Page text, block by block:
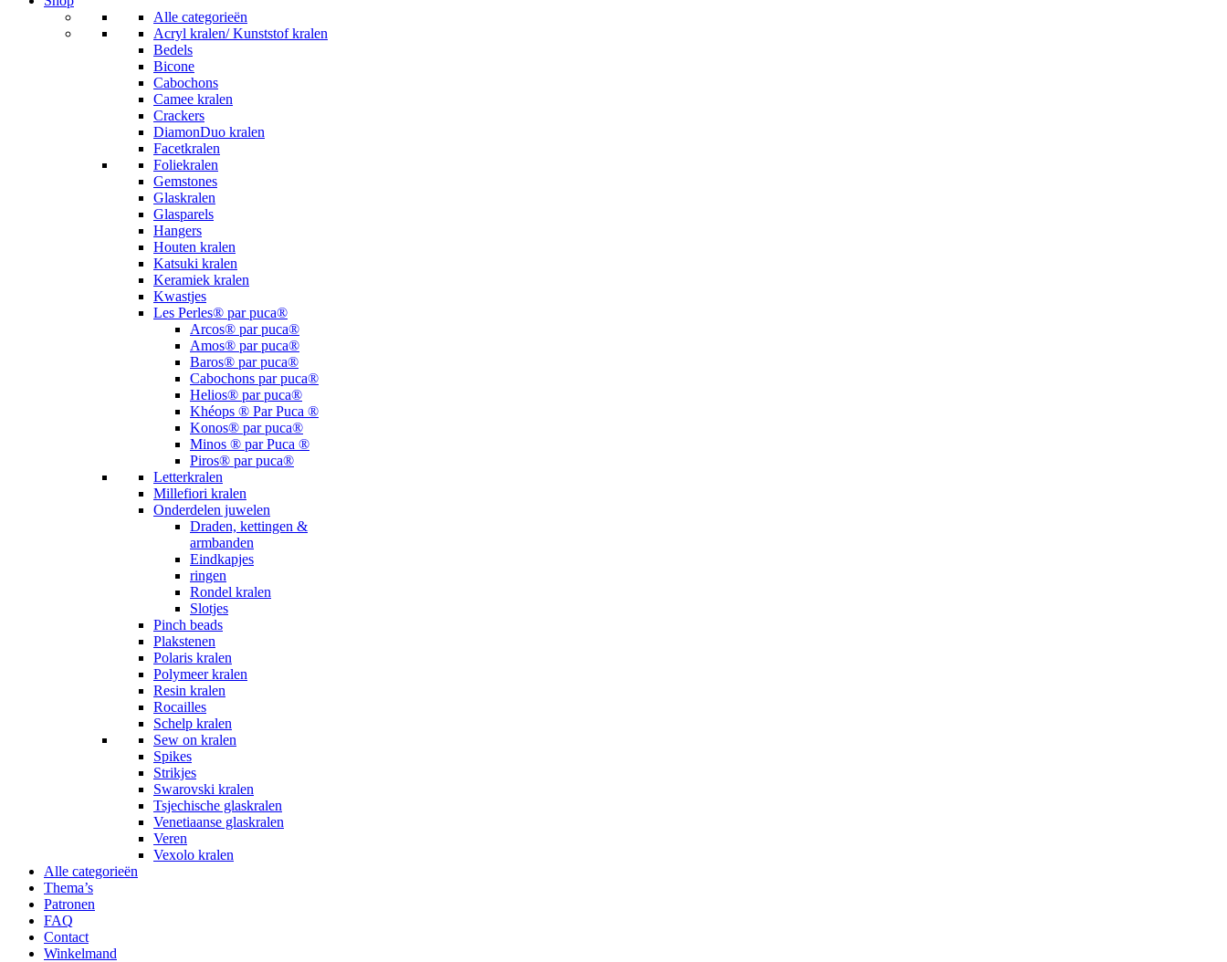
Alle categorieën
Acryl kralen/ Kunststof kralen
Bedels
Bicone
Cabochons
Camee kralen
Crackers
DiamonDuo kralen
Facetkralen
Foliekralen
Gemstones
Glaskralen
Glasparels
Hangers
Houten kralen
Katsuki kralen
Keramiek kralen
Kwastjes
Les Perles® par puca®
Arcos® par puca®
Amos® par puca®
Baros® par puca®
Cabochons par puca®
Helios® par puca®
Khéops ® Par Puca ®
Konos® par puca®
Minos ® par Puca ®
Piros® par puca®
Letterkralen
Millefiori kralen
Onderdelen juwelen
Draden, kettingen &
armbanden
Eindkapjes
ringen
Rondel kralen
Slotjes
Pinch beads
Plakstenen
Polaris kralen
Polymeer kralen
Resin kralen
Rocailles
Schelp kralen
Sew on kralen
Spikes
Strikjes
Swarovski kralen
Tsjechische glaskralen
Venetiaanse glaskralen
Veren
Vexolo kralen
Alle categorieën
Thema’s
Patronen
FAQ
Contact
Winkelmand